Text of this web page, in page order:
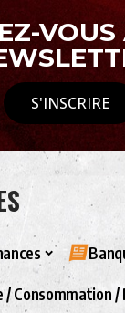
VOUS
S'INSCRIRE
/ Consommation